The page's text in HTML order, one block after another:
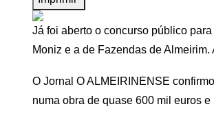
Já foi aberto o concurso público
Moniz e a de Fazendas de
O Jornal O ALMEIRINENSE
numa obra de quase 600 mil euros